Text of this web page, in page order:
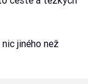
jiného než